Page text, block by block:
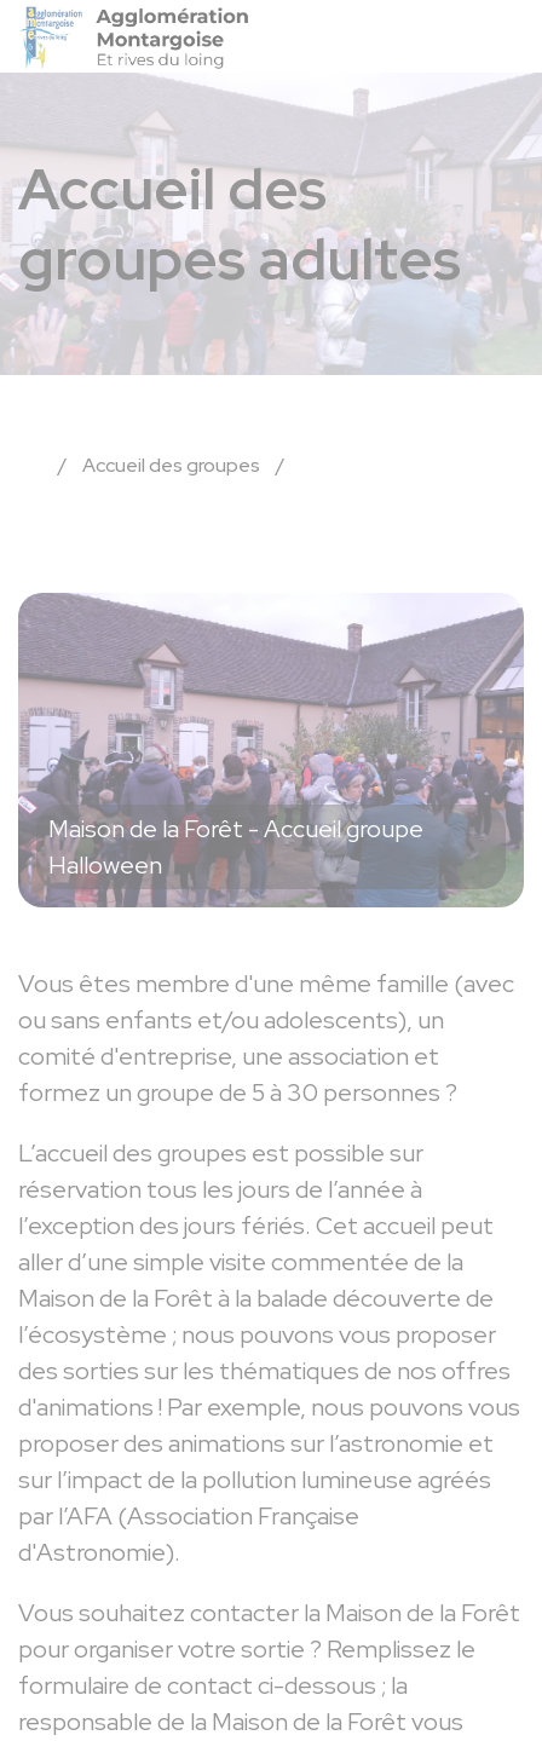
Accueil des
groupes adultes
/ Accueil des groupes /
Maison de la Forêt - Accueil groupe
Halloween
Précédent
Vous êtes membre d'une même famille (avec
ou sans enfants et/ou adolescents), un
comité d'entreprise, une association et
formez un groupe de 5 à 30 personnes ?
L’accueil des groupes est possible sur
réservation tous les jours de l’année à
l’exception des jours fériés. Cet accueil peut
aller d’une simple visite commentée de la
Maison de la Forêt à la balade découverte de
l’écosystème ; nous pouvons vous proposer
des sorties sur les thématiques de nos offres
d'animations ! Par exemple, nous pouvons vous
proposer des animations sur l’astronomie et
sur l’impact de la pollution lumineuse agréés
par l’AFA (Association Française
d'Astronomie).
Vous souhaitez contacter la Maison de la Forêt
pour organiser votre sortie ? Remplissez le
formulaire de contact ci-dessous ; la
responsable de la Maison de la Forêt vous